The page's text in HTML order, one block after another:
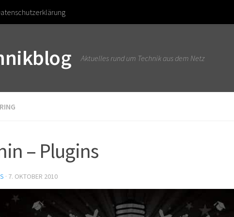
Aktuelles rund um Technik aus dem Netz
– Plugins
· 7. OKTOBER 2010